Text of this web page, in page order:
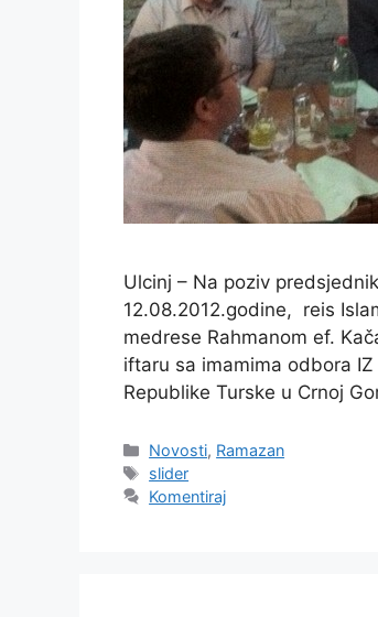
Ulcinj – Na poziv
12.08.2012.godine, reis
medrese Rahmanom ef.
iftaru sa imamima odbora
Republike Turske u Crnoj
Kategorije
Novosti, Ramazan
Oznake
slider
Komentiraj